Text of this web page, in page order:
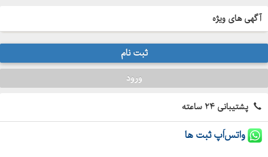
آگهی های ویژه
ثبت نام
ورود
پشتیبانی ۲۴ ساعته
واتس‌اَپ ثبت ها